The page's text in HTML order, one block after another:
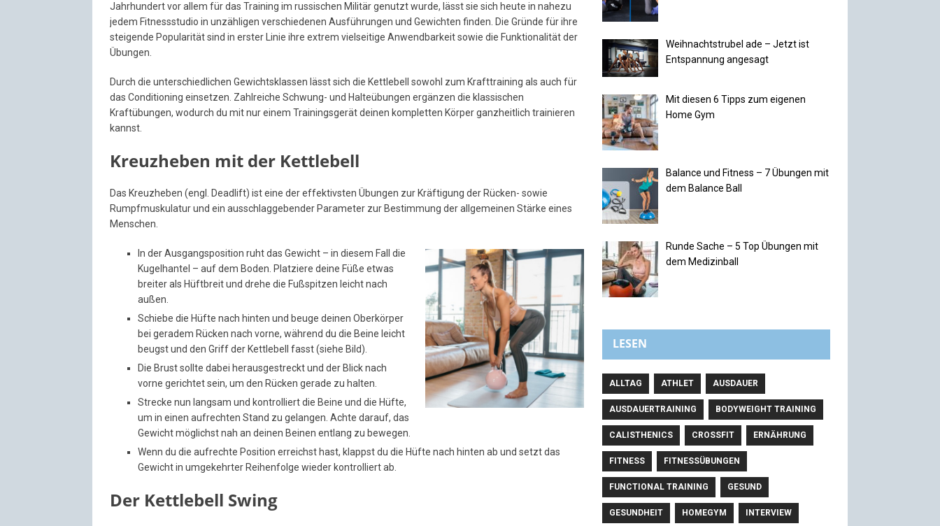
Jahrhundert vor allem für das Training im russischen Militär genutzt wurde, lässt sie sich heute in nahezu
jedem Fitnessstudio in unzähligen verschiedenen Ausführungen und Gewichten finden. Die Gründe für ihre
steigende Popularität sind in erster Linie ihre extrem vielseitige Anwendbarkeit sowie die Funktionalität der
Übungen.
Durch die unterschiedlichen Gewichtsklassen lässt sich die Kettlebell sowohl zum Krafttraining als auch für
das Conditioning einsetzen. Zahlreiche Schwung- und Halteübungen ergänzen die klassischen
Kraftübungen, wodurch du mit nur einem Trainingsgerät deinen kompletten Körper ganzheitlich trainieren
kannst.
Kreuzheben mit der Kettlebell
Das Kreuzheben (engl. Deadlift) ist eine der effektivsten Übungen zur Kräftigung der Rücken- sowie
Rumpfmuskulatur und ein ausschlaggebender Parameter zur Bestimmung der allgemeinen Stärke eines
Menschen.
In der Ausgangsposition ruht das Gewicht – in diesem Fall die
Kugelhantel – auf dem Boden. Platziere deine Füße etwas
breiter als Hüftbreit und drehe die Fußspitzen leicht nach
außen.
Schiebe die Hüfte nach hinten und beuge deinen Oberkörper
bei geradem Rücken nach vorne, während du die Beine leicht
beugst und den Griff der Kettlebell fasst (siehe Bild).
Die Brust sollte dabei herausgestreckt und der Blick nach
vorne gerichtet sein, um den Rücken gerade zu halten.
Strecke nun langsam und kontrolliert die Beine und die Hüfte,
um in einen aufrechten Stand zu gelangen. Achte darauf, das
Gewicht möglichst nah an deinen Beinen entlang zu bewegen.
Wenn du die aufrechte Position erreichst hast, klappst du die Hüfte nach hinten ab und setzt das
Gewicht in umgekehrter Reihenfolge wieder kontrolliert ab.
Der Kettlebell Swing
Weihnachtstrubel ade – Jetzt ist
Entspannung angesagt
Mit diesen 6 Tipps zum eigenen
Home Gym
Balance und Fitness – 7 Übungen mit
dem Balance Ball
Runde Sache – 5 Top Übungen mit
dem Medizinball
LESEN
ALLTAG ATHLET AUSDAUER
AUSDAUERTRAINING BODYWEIGHT TRAINING
CALISTHENICS CROSSFIT ERNÄHRUNG
FITNESS FITNESSÜBUNGEN
FUNCTIONAL TRAINING GESUND
GESUNDHEIT HOMEGYM INTERVIEW